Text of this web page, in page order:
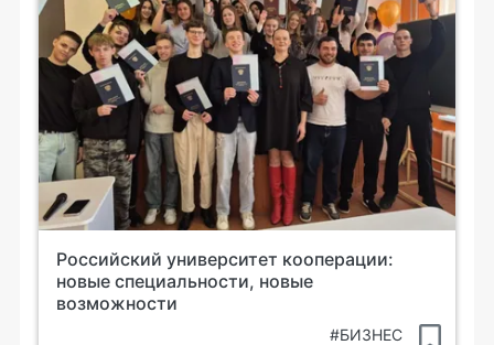
Российский университет кооперации:
новые специальности, новые
возможности
#БИЗНЕС